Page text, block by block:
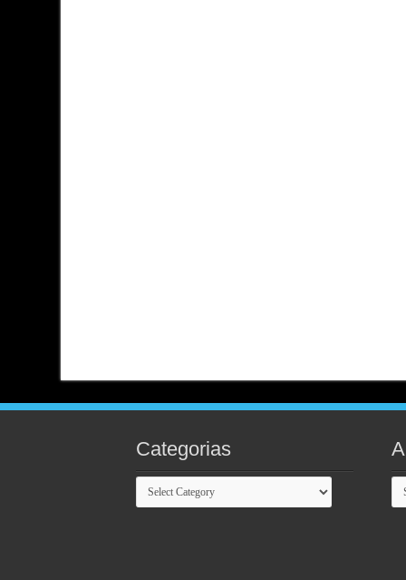
Categorias
Categorias